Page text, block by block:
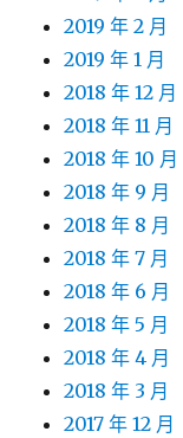
2019 年 2 月
2019 年 1 月
2018 年 12 月
2018 年 11 月
2018 年 10 月
2018 年 9 月
2018 年 8 月
2018 年 7 月
2018 年 6 月
2018 年 5 月
2018 年 4 月
2018 年 3 月
2017 年 12 月